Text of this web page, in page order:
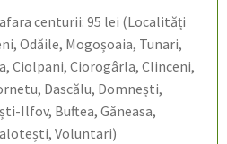
centurii: 95 lei (Localități
Odăile, Mogoșoaia, Tunari,
Ciolpani, Ciorogârla, Clinceni,
Dascălu, Domnești,
Ilfov, Buftea, Găneasa,
Voluntari)